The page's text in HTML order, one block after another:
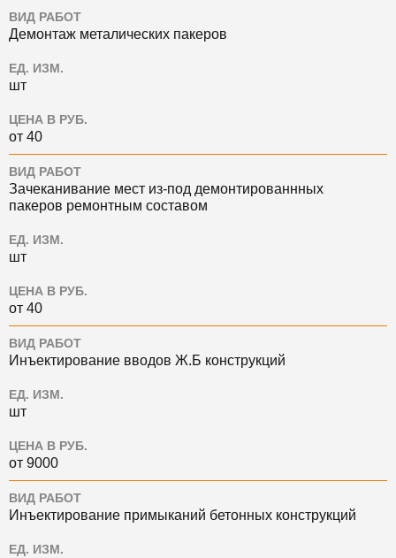
ВИД РАБОТ
Демонтаж металических пакеров
ЕД. ИЗМ.
шт
ЦЕНА В РУБ.
от 40
ВИД РАБОТ
Зачеканивание мест из-под демонтированнных
пакеров ремонтным составом
ЕД. ИЗМ.
шт
ЦЕНА В РУБ.
от 40
ВИД РАБОТ
Инъектирование вводов Ж.Б конструкций
ЕД. ИЗМ.
шт
ЦЕНА В РУБ.
от 9000
ВИД РАБОТ
Инъектирование примыканий бетонных конструкций
ЕД. ИЗМ.